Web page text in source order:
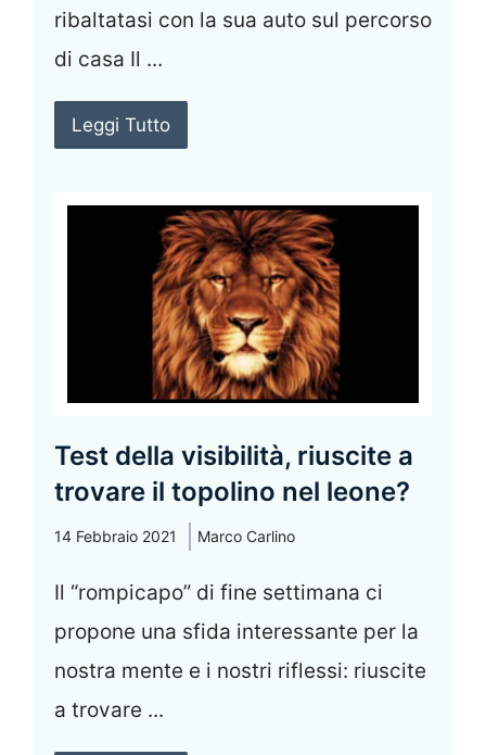
ribaltatasi con la sua auto sul percorso
di casa Il ...
Leggi Tutto
Test della visibilità, riuscite a
trovare il topolino nel leone?
14 Febbraio 2021 Marco Carlino
Il “rompicapo” di fine settimana ci
propone una sfida interessante per la
nostra mente e i nostri riflessi: riuscite
a trovare ...